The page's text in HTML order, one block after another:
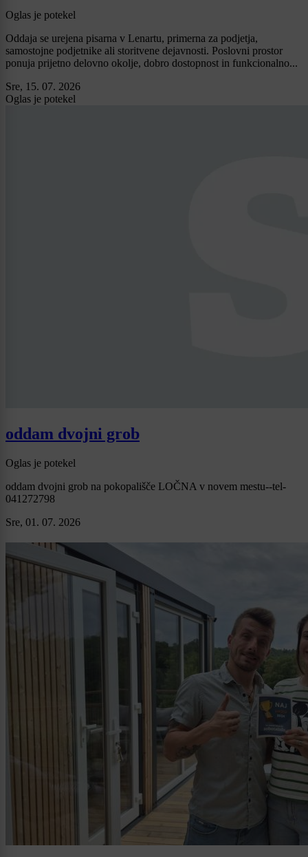
Oglas je potekel
Oddaja se urejena pisarna v Lenartu, primerna za podjetja,
samostojne podjetnike ali storitvene dejavnosti. Poslovni prostor
ponuja prijetno delovno okolje, dobro dostopnost in funkcionalno...
Sre, 15. 07. 2026
Oglas je potekel
oddam dvojni grob
Oglas je potekel
oddam dvojni grob na pokopališče LOČNA v novem mestu--tel-
041272798
Sre, 01. 07. 2026